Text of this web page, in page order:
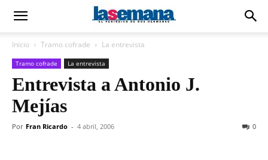
Inicio Tramo cofrade La entrevista
Tramo cofrade La entrevista
Entrevista a Antonio J.
Mejías
Por Fran Ricardo - 4 abril, 2006 0